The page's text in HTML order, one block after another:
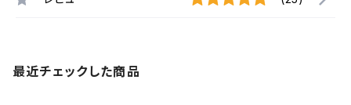
最近チェックした商品